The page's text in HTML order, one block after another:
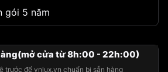
gói 5 năm
cửa từ 8h:00 - 22h:00)
trước để vnlux.vn chuẩn bị sẵn hàng